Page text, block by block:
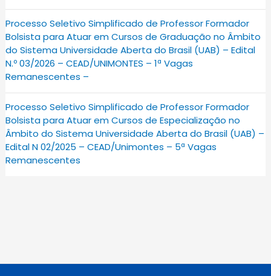
Processo Seletivo Simplificado de Professor Formador
Bolsista para Atuar em Cursos de Graduação no Âmbito
do Sistema Universidade Aberta do Brasil (UAB) – Edital
N.º 03/2026 – CEAD/UNIMONTES – 1ª Vagas
Remanescentes –
Processo Seletivo Simplificado de Professor Formador
Bolsista para Atuar em Cursos de Especialização no
Âmbito do Sistema Universidade Aberta do Brasil (UAB) –
Edital N 02/2025 – CEAD/Unimontes – 5ª Vagas
Remanescentes